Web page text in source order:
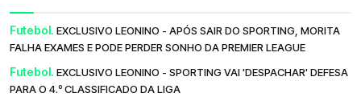
Futebol. EXCLUSIVO LEONINO - APÓS SAIR DO SPORTING, MORITA
FALHA EXAMES E PODE PERDER SONHO DA PREMIER LEAGUE
Futebol. EXCLUSIVO LEONINO - SPORTING VAI 'DESPACHAR' DEFESA
PARA O 4.º CLASSIFICADO DA LIGA